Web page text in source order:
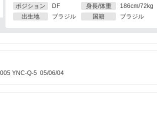
ポジション
DF
出生地
ブラジル
身長/体重
186cm/72kg
国籍
ブラジル
YNC-Q-5 05/06/04